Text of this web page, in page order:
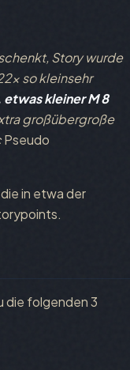
Story wurde
so kleinsehr
etwas kleinerM8
großübergroße
Pseudo
in etwa der
die folgenden 3